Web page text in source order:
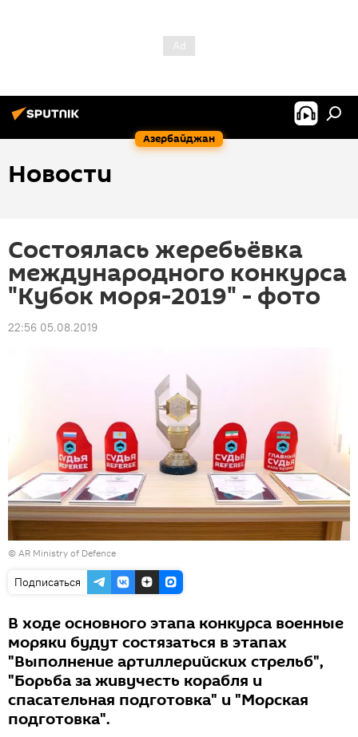
Азербайджан
Новости
Состоялась жеребьёвка
международного конкурса
"Кубок моря-2019" - фото
22:56 05.08.2019
© AR Ministry of Defence
Подписаться
В ходе основного этапа конкурса военные
моряки будут состязаться в этапах
"Выполнение артиллерийских стрельб",
"Борьба за живучесть корабля и
спасательная подготовка" и "Морская
подготовка".